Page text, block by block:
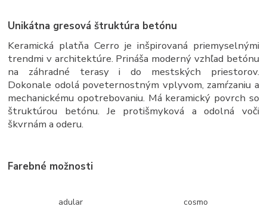
Unikátna gresová štruktúra betónu
Keramická platňa Cerro je inšpirovaná priemyselnými
trendmi v architektúre. Prináša moderný vzhľad betónu
na záhradné terasy i do mestských priestorov.
Dokonale odolá poveternostným vplyvom, zamŕzaniu a
mechanickému opotrebovaniu. Má keramický povrch so
štruktúrou betónu. Je protišmyková a odolná voči
škvrnám a oderu.
Farebné možnosti
adular cosmo